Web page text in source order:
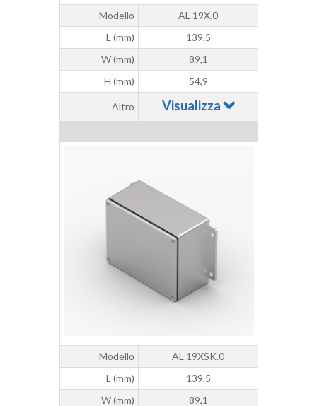
Modello
AL 19X.0
L (mm)
139,5
W (mm)
89,1
H (mm)
54,9
Altro Visualizza
Modello
AL 19XSK.0
L (mm)
139,5
W (mm)
89,1